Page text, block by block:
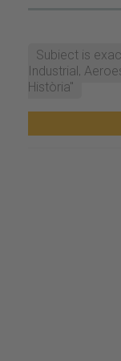
Subject is
Industrial,
Història"